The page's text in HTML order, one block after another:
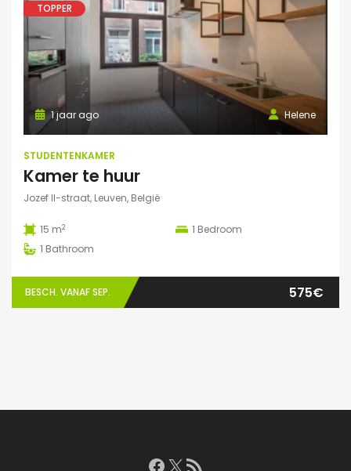
TOPPER
Helene
1 jaar ago
STUDENTENKAMER
Kamer te huur
Jozef II-straat, Leuven, België
15 m2 1 Bedroom
1 Bathroom
BESCH. VANAF SEP. 575€
Facebook
X RSS feed